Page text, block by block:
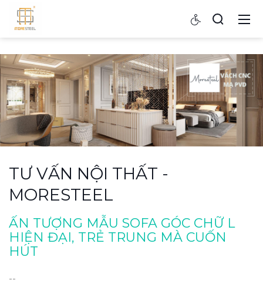
TƯ VẤN NỘI THẤT -
MORESTEEL
ẤN TƯỢNG MẪU SOFA GÓC CHỮ L
HIỆN ĐẠI, TRẺ TRUNG MÀ CUỐN
HÚT
--